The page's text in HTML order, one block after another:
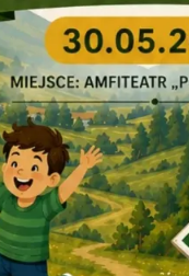
2026-08-23